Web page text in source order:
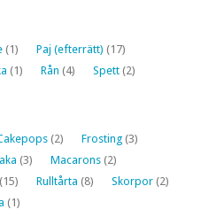
(1) Paj (efterrätt) (17)
(1) Rån (4) Spett (2)
(2) Frosting (3)
(3) Macarons (2)
(15) Rulltårta (8) Skorpor (2)
(1)